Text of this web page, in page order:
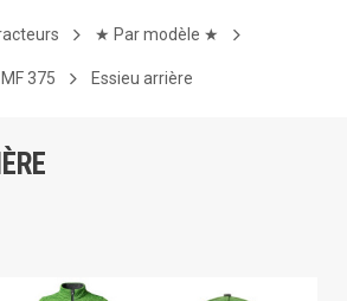
★ Par modèle ★
MF 375 Essieu arrière